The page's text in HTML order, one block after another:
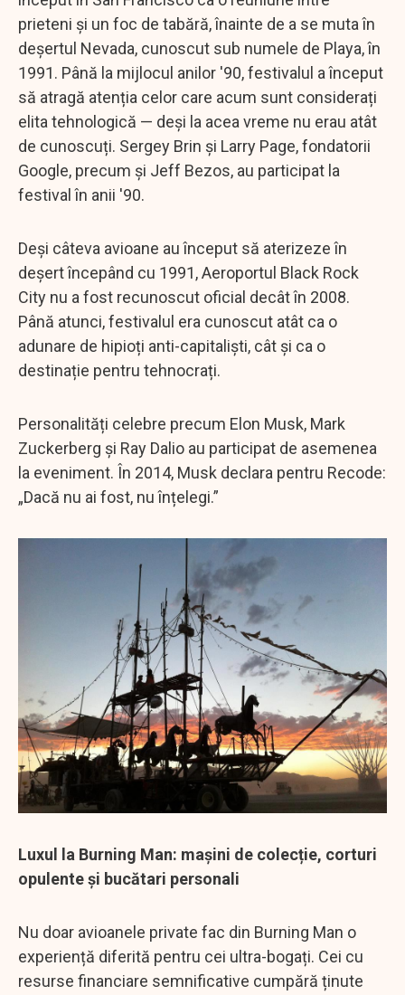
prieteni și un foc de tabără, înainte de a se muta în
deșertul Nevada, cunoscut sub numele de Playa, în
1991. Până la mijlocul anilor '90, festivalul a început
să atragă atenția celor care acum sunt considerați
elita tehnologică — deși la acea vreme nu erau atât
de cunoscuți. Sergey Brin și Larry Page, fondatorii
Google, precum și Jeff Bezos, au participat la
festival în anii '90.
Deși câteva avioane au început să aterizeze în
deșert începând cu 1991, Aeroportul Black Rock
City nu a fost recunoscut oficial decât în 2008.
Până atunci, festivalul era cunoscut atât ca o
adunare de hipioți anti-capitaliști, cât și ca o
destinație pentru tehnocrați.
Personalități celebre precum Elon Musk, Mark
Zuckerberg și Ray Dalio au participat de asemenea
la eveniment. În 2014, Musk declara pentru Recode:
„Dacă nu ai fost, nu înțelegi.”
Luxul la Burning Man: mașini de colecție, corturi
opulente și bucătari personali
Nu doar avioanele private fac din Burning Man o
experiență diferită pentru cei ultra-bogați. Cei cu
resurse financiare semnificative cumpără ținute